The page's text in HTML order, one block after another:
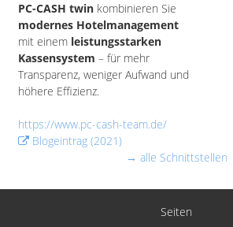
PC-CASH twin kombinieren Sie
modernes Hotelmanagement
mit einem leistungsstarken
Kassensystem – für mehr
Transparenz, weniger Aufwand und
höhere Effizienz.
https://www.pc-cash-team.de/
Blogeintrag (2021)
→ alle Schnittstellen
Seiten